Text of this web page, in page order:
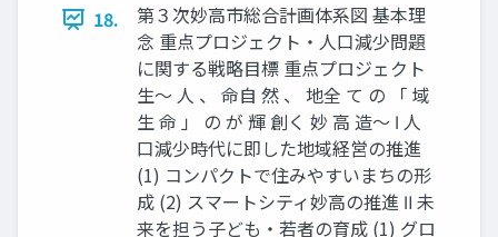
18.
第３次妙高市総合計画体系図 基本理
念 重点プロジェクト・人口減少問題
に関する戦略目標 重点プロジェクト
生～ 人 、 命自 然 、 地全 て の 「 域
生 命 」 の が 輝 創く 妙 高 造～ Ⅰ 人
口減少時代に即した地域経営の推進
(1) コンパクトで住みやすいまちの形
成 (2) スマートシティ妙高の推進 Ⅱ 未
来を担う子ども・若者の育成 (1) グロ